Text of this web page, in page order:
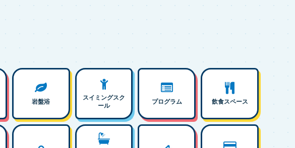
岩盤浴
スイミングスク
ール
プログラム 飲食スペース